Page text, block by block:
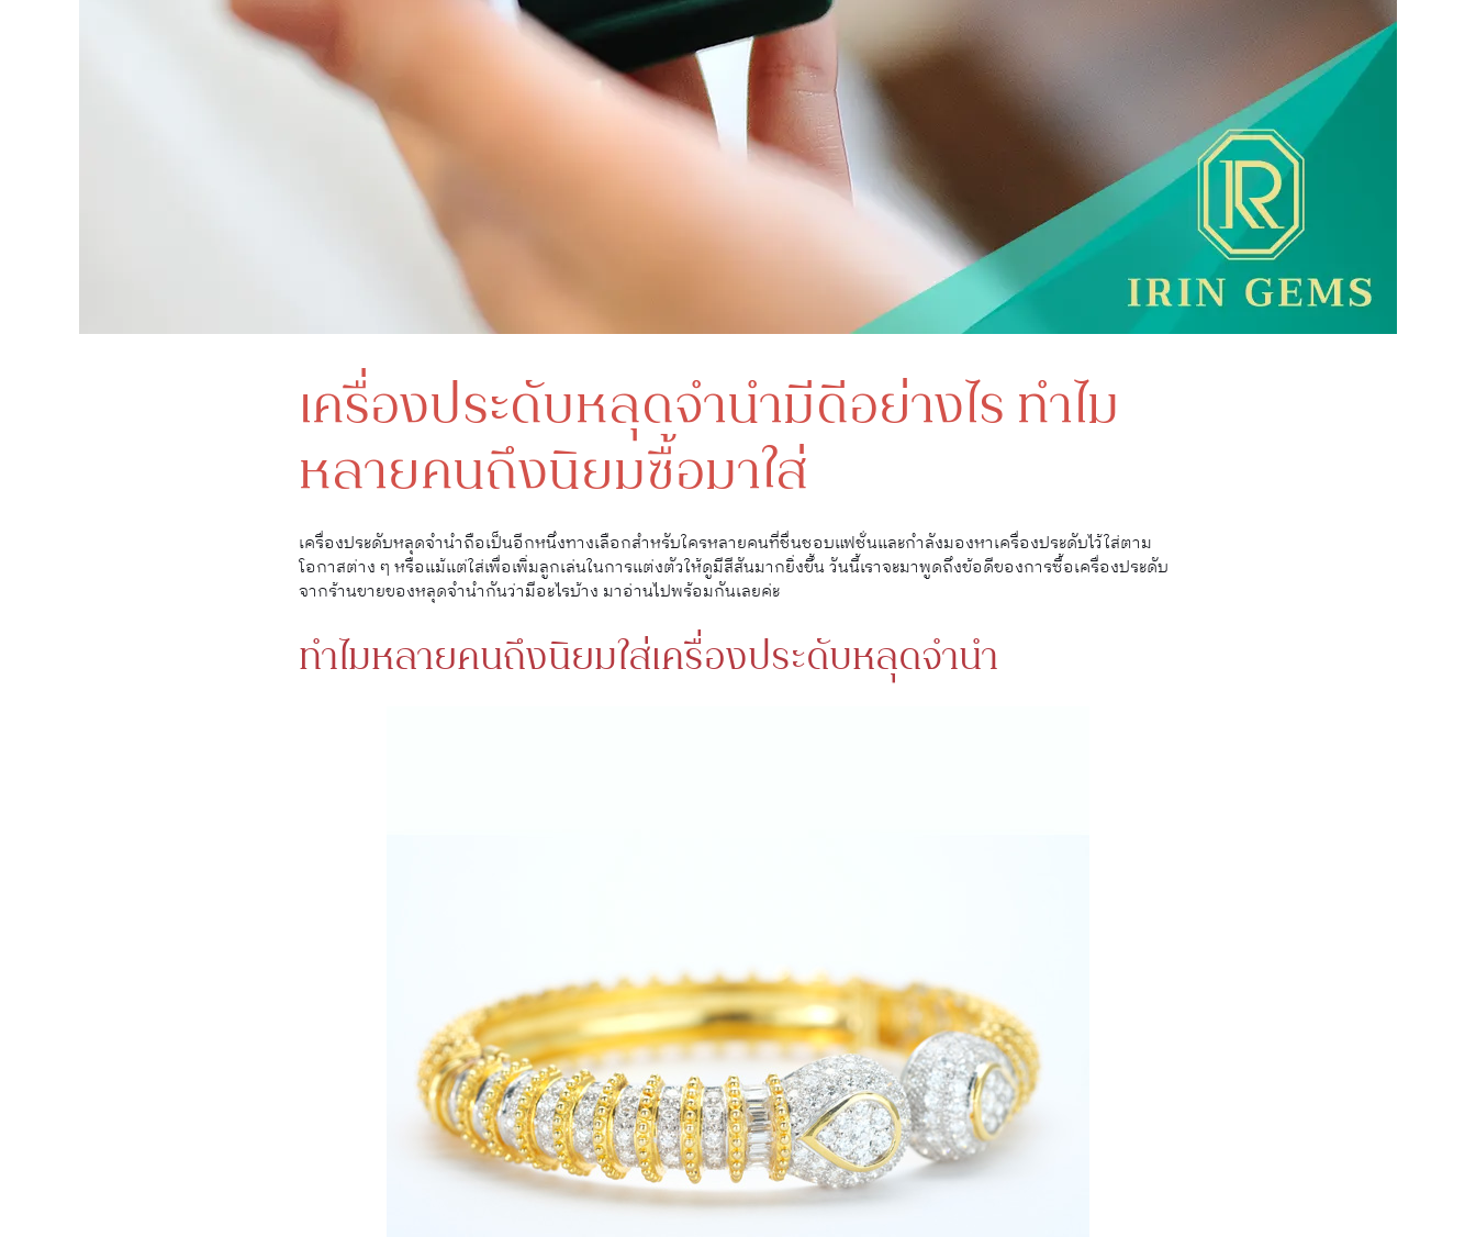
เครื่องประดับหลุดจำนำมีดีอย่างไร ทำไม
หลายคนถึงนิยมซื้อมาใส่
เครื่องประดับหลุดจำนำถือเป็นอีกหนึ่งทางเลือกสำหรับใครหลายคนที่ชื่นชอบแฟชั่นและกำลังมองหาเครื่องประดับไว้ใส่ตาม
โอกาสต่าง ๆ หรือแม้แต่ใส่เพื่อเพิ่มลูกเล่นในการแต่งตัวให้ดูมีสีสันมากยิ่งขึ้น วันนี้เราจะมาพูดถึงข้อดีของการซื้อเครื่องประดับ
จากร้านขายของหลุดจำนำกันว่ามีอะไรบ้าง มาอ่านไปพร้อมกันเลยค่ะ
ทำไมหลายคนถึงนิยมใส่เครื่องประดับหลุดจำนำ